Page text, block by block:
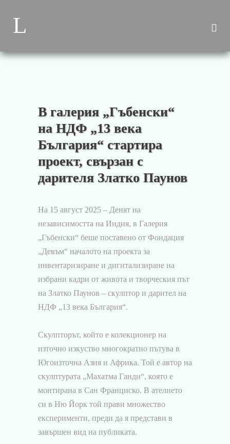
В галерия „Гъбенски“
на НДФ „13 века
България“ стартира
проект, свързан с
дарителя Златко Паунов
На 15 август 2025 – Денят на
независимостта на Индия, в Галерия
„Гъбенски“ беше поставено от Фондация
„Девъм“ началото на проекта за
инвентаризиране и дигитализиране на
избрани кадри от живота и творческия път
на Златко Паунов – скулптор и дарител на
НДФ „13 века България“.
Скулпторът, който е колекционер на
източно изкуство многократно пътува в
Югоизточна Азия и Африка. Той е автор на
скулптурата „Махатма Ганди“, която е
монтирана в Сан Франциско. В ателието
си в Ню Йорк той прави множество
експерименти, преди да я представи в
завършен вид на публиката.